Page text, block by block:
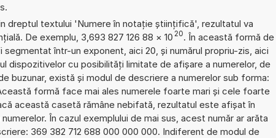
dreptul textului 'Numere în notație științifică', rezultatul va
De exemplu, 3,693 827 126 88 × 10 20. În această formă de
segmentat într-un exponent, aici 20, și numărul propriu-zis, aici
dispozitivelor cu posibilități limitate de afișare a numerelor, de
buzunar, există și modul de descriere a numerelor sub forma:
formă face mai ales numerele foarte mari și cele foarte
această casetă rămâne nebifată, rezultatul este afișat în
În cazul exemplului de mai sus, acest număr ar arăta
369 382 712 688 000 000 000. Indiferent de modul de